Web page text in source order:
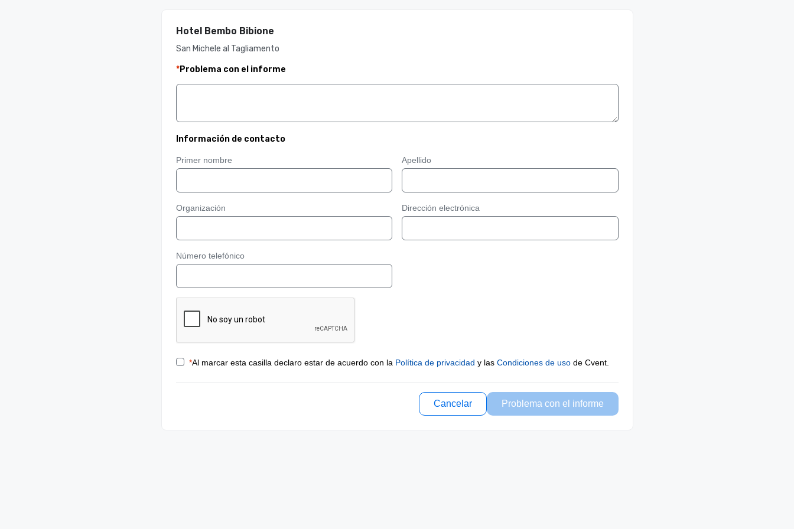
Hotel Bembo Bibione
San Michele al Tagliamento
*Problema con el informe
Información de contacto
Primer nombre Apellido
Organización Dirección electrónica
Número telefónico
*Al marcar esta casilla declaro estar de acuerdo con la Política de privacidad y las Condiciones de usode Cvent.
Cancelar Problema con el informe